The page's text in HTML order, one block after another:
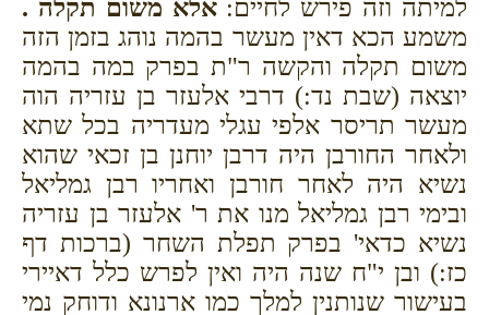
למיתה וזה פירש לחיים:אלא משום תקלה .
משמע הכא דאין מעשר בהמה נוהג בזמן הזה
משום תקלה והקשה ר"ת בפרק במה בהמה
יוצאה (שבת נד:) דרבי אלעזר בן עזריה הוה
מעשר תריסר אלפי עגלי מעדריה בכל שתא
ולאחר החורבן היה דרבן יוחנן בן זכאי שהוא
נשיא היה לאחר חורבן ואחריו רבן גמליאל
ובימי רבן גמליאל מנו את ר' אלעזר בן עזריה
נשיא כדאי' בפרק תפלת השחר (ברכות דף
כז:) ובן י"ח שנה היה ואין לפרש כלל דאיירי
בעישור שנותנין למלך כמו ארנונא ודוחק נמי